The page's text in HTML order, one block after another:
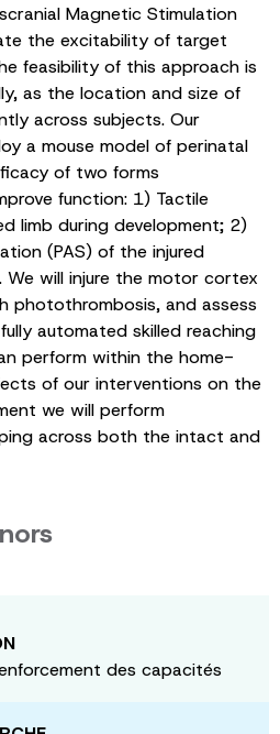
Magnetic Stimulation
the excitability of target
feasibility of this approach is
as the location and size of
across subjects. Our
a mouse model of perinatal
of two forms
function: 1) Tactile
limb during development; 2)
(PAS) of the injured
We will injure the motor cortex
photothrombosis, and assess
automated skilled reaching
perform within the home-
of our interventions on the
we will perform
across both the intact and
des capacités